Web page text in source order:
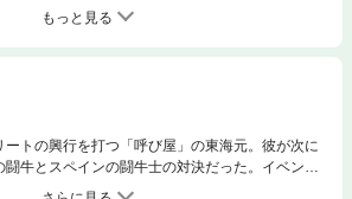
もっと見る
ートの興行を打つ「呼び屋」の東海元。彼が次に
牛とスペインの闘牛士の対決だった。イベント
、巨額の興行資金が回収されたかは不明。興味を